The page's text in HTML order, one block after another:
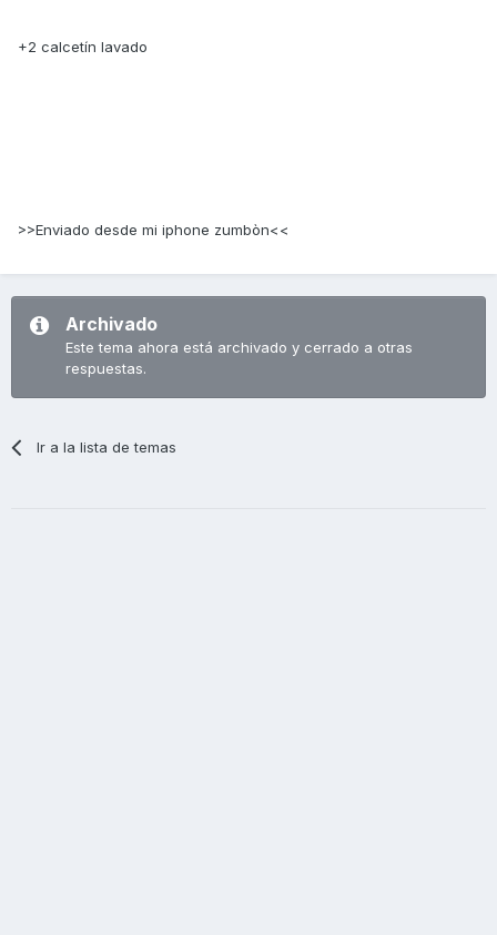
+2 calcetín lavado
>>Enviado desde mi iphone zumbòn<<
Archivado
Este tema ahora está archivado y cerrado a otras
respuestas.
Ir a la lista de temas